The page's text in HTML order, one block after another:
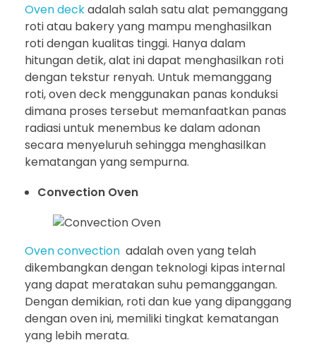
Oven deckadalah salah satu alat pemanggang
roti atau bakery yang mampu menghasilkan
roti dengan kualitas tinggi. Hanya dalam
hitungan detik, alat ini dapat menghasilkan roti
dengan tekstur renyah. Untuk memanggang
roti, oven deck menggunakan panas konduksi
dimana proses tersebut memanfaatkan panas
radiasi untuk menembus ke dalam adonan
secara menyeluruh sehingga menghasilkan
kematangan yang sempurna.
Convection Oven
Oven convection adalah oven yang telah
dikembangkan dengan teknologi kipas internal
yang dapat meratakan suhu pemanggangan.
Dengan demikian, roti dan kue yang dipanggang
dengan oven ini, memiliki tingkat kematangan
yang lebih merata.